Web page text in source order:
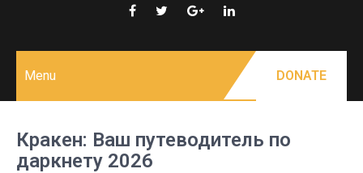
Menu DONATE
Кракен: Ваш путеводитель по
даркнету 2026